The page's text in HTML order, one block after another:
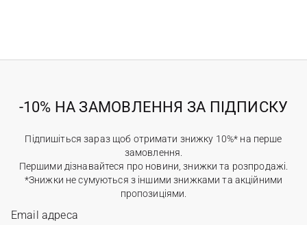
-10% НА ЗАМОВЛЕННЯ ЗА ПІДПИСКУ
Підпишіться зараз щоб отримати знижку 10%* на перше
замовлення.
Першими дізнавайтеся про новини, знижки та розпродажі.
*Знижки не сумуються з іншими знижками та акційними
пропозиціями.